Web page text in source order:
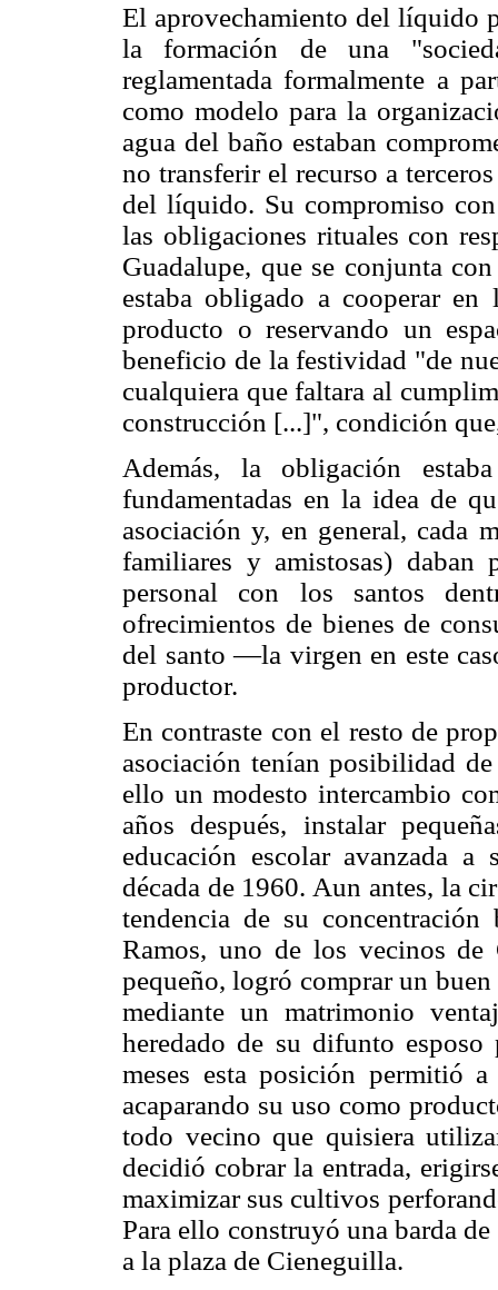
El aprovechamiento del líquido
la formación de una
reglamentada formalmente a
como modelo para la
agua del baño estaban
no transferir el recurso a
del líquido. Su compromiso
las obligaciones rituales con
Guadalupe, que se conjunta
estaba obligado a cooperar
producto o reservando un
beneficio de la festividad "de
cualquiera que faltara al
construcción [...]", condición
Además, la obligación
fundamentadas en la idea de
asociación y, en general, cada
familiares y amistosas)
personal con los santos
ofrecimientos de bienes de
del santo —la virgen en este
productor.
En contraste con el resto de
asociación tenían posibilidad
ello un modesto intercambio
años después, instalar
educación escolar avanzada
década de 1960. Aun antes, la
tendencia de su
Ramos, uno de los vecinos
pequeño, logró comprar un
mediante un matrimonio
heredado de su difunto
meses esta posición permitió
acaparando su uso como
todo vecino que quisiera
decidió cobrar la entrada,
maximizar sus cultivos
Para ello construyó una barda
a la plaza de Cieneguilla.